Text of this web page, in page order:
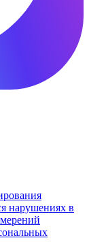
нарушениях в